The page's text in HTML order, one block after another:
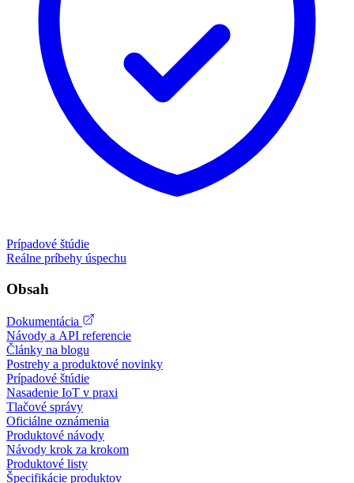
Prípadové štúdie
Reálne príbehy úspechu
Obsah
Dokumentácia
Návody a API referencie
Články na blogu
Postrehy a produktové novinky
Prípadové štúdie
Nasadenie IoT v praxi
Tlačové správy
Oficiálne oznámenia
Produktové návody
Návody krok za krokom
Produktové listy
Špecifikácie produktov